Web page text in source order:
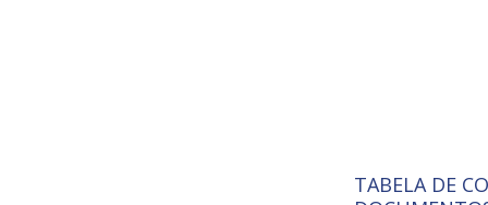
ISO 9001:
A
TABELA DE